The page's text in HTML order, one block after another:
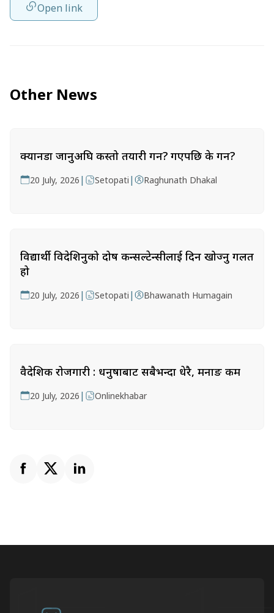
Open link
Other News
क्यानडा जानुअघि कस्तो तयारी गर्ने? गएपछि के गर्ने?
20 July, 2026 | Setopati | Raghunath Dhakal
विद्यार्थी विदेशिनुको दोष कन्सल्टेन्सीलाई दिन खोज्नु गलत
हो
20 July, 2026 | Setopati | Bhawanath Humagain
वैदेशिक रोजगारी : धनुषाबाट सबैभन्दा धेरै, मनाङ कम
20 July, 2026 | Onlinekhabar